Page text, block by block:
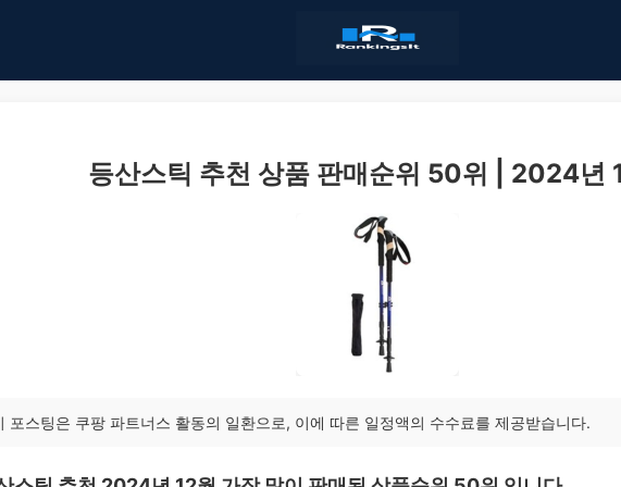
등산스틱 추천 상품 판매순위 50위 | 2024년
포스팅은 쿠팡 파트너스 활동의 일환으로, 이에 따른 일정액의 수수료를 제공받습니다.